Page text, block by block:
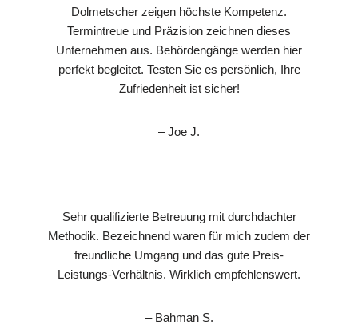
Dolmetscher zeigen höchste Kompetenz.
Termintreue und Präzision zeichnen dieses
Unternehmen aus. Behördengänge werden hier
perfekt begleitet. Testen Sie es persönlich, Ihre
Zufriedenheit ist sicher!
– Joe J.
Sehr qualifizierte Betreuung mit durchdachter
Methodik. Bezeichnend waren für mich zudem der
freundliche Umgang und das gute Preis-
Leistungs-Verhältnis. Wirklich empfehlenswert.
– Bahman S.